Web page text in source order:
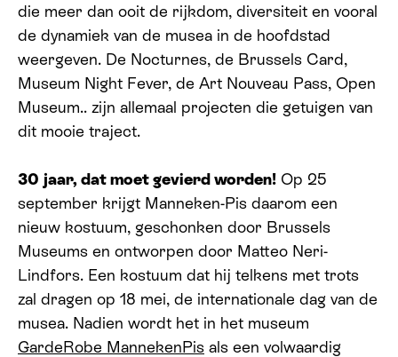
die meer dan ooit de rijkdom, diversiteit en vooral
de dynamiek van de musea in de hoofdstad
weergeven. De Nocturnes, de Brussels Card,
Museum Night Fever, de Art Nouveau Pass, Open
Museum.. zijn allemaal projecten die getuigen van
dit mooie traject.
30 jaar, dat moet gevierd worden! Op 25
september krijgt Manneken-Pis daarom een
nieuw kostuum, geschonken door Brussels
Museums en ontworpen door Matteo Neri-
Lindfors. Een kostuum dat hij telkens met trots
zal dragen op 18 mei, de internationale dag van de
musea. Nadien wordt het in het museum
GardeRobe MannekenPis als een volwaardig